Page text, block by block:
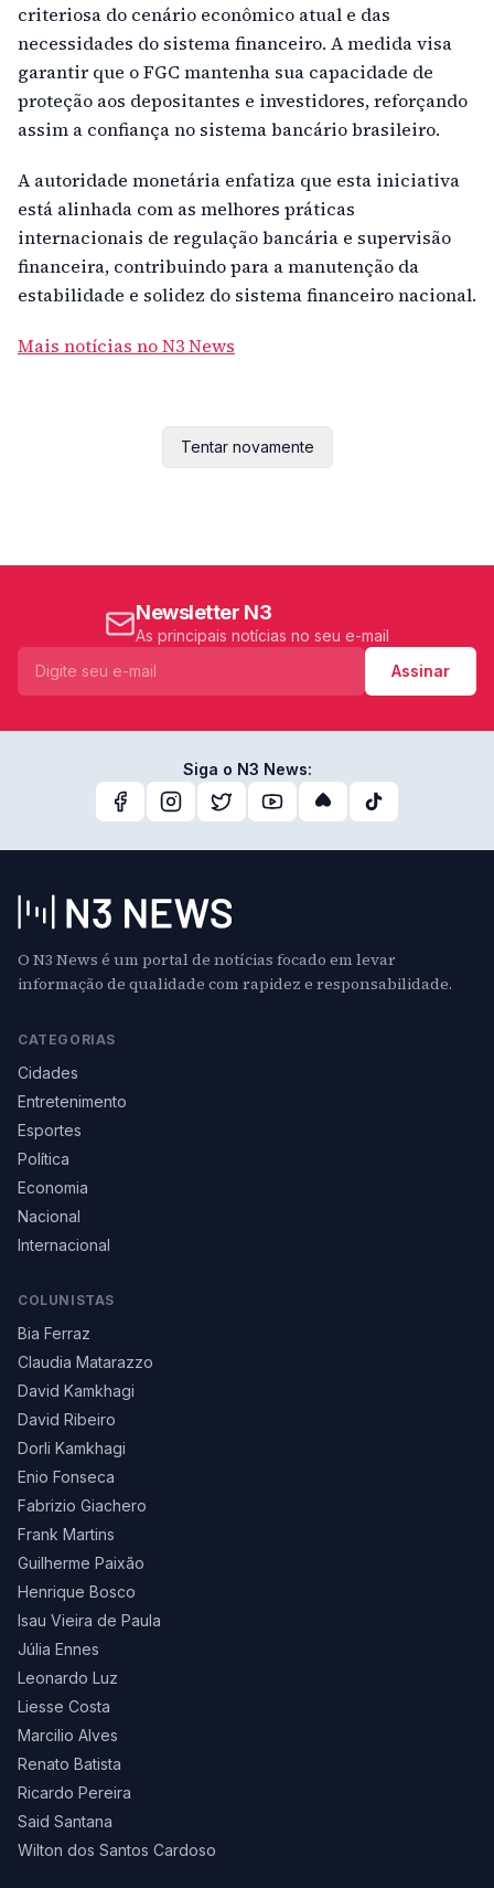
criteriosa do cenário econômico atual e das
necessidades do sistema financeiro. A medida visa
garantir que o FGC mantenha sua capacidade de
proteção aos depositantes e investidores, reforçando
assim a confiança no sistema bancário brasileiro.
A autoridade monetária enfatiza que esta iniciativa
está alinhada com as melhores práticas
internacionais de regulação bancária e supervisão
financeira, contribuindo para a manutenção da
estabilidade e solidez do sistema financeiro nacional.
Mais notícias no N3 News
Tentar novamente
Newsletter N3
As principais notícias no seu e-mail
Assinar
Siga o N3 News:
O N3 News é um portal de notícias focado em levar
informação de qualidade com rapidez e responsabilidade.
CATEGORIAS
Cidades
Entretenimento
Esportes
Política
Economia
Nacional
Internacional
COLUNISTAS
Bia Ferraz
Claudia Matarazzo
David Kamkhagi
David Ribeiro
Dorli Kamkhagi
Enio Fonseca
Fabrizio Giachero
Frank Martins
Guilherme Paixão
Henrique Bosco
Isau Vieira de Paula
Júlia Ennes
Leonardo Luz
Liesse Costa
Marcilio Alves
Renato Batista
Ricardo Pereira
Said Santana
Wilton dos Santos Cardoso